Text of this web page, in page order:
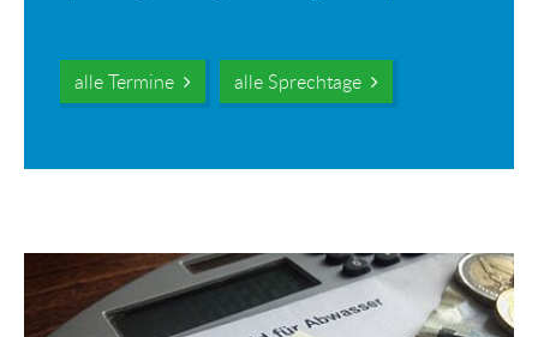
alle Termine alle Sprechtage